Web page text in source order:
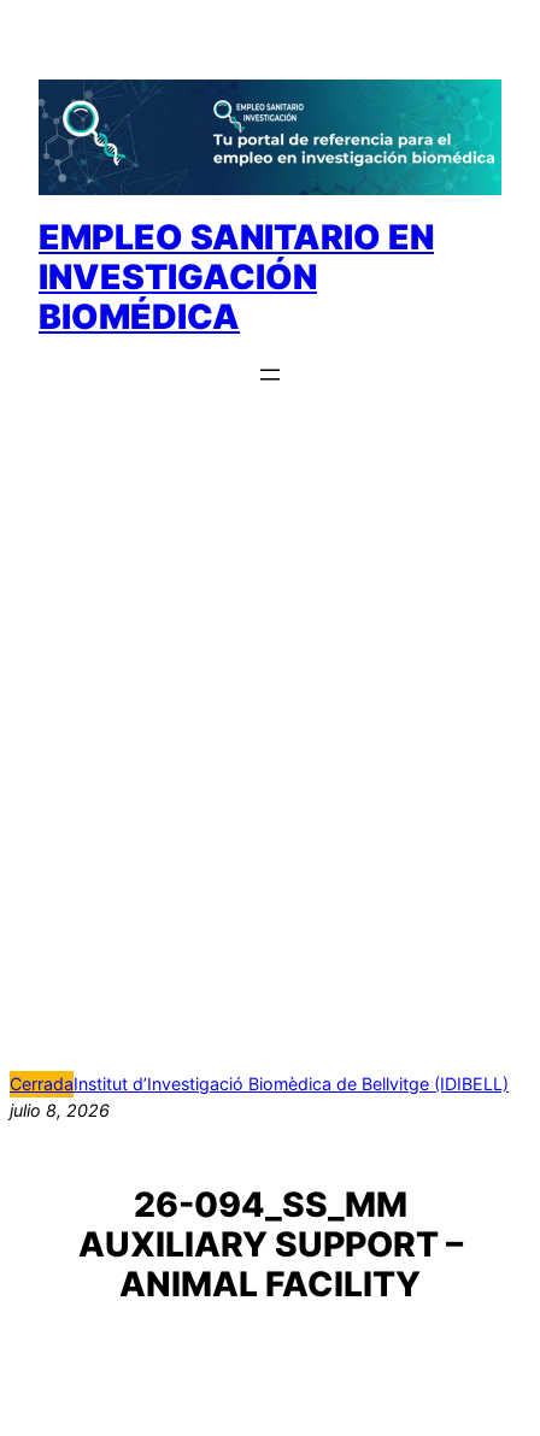
contenido
EMPLEO SANITARIO EN
INVESTIGACIÓN
BIOMÉDICA
CerradaInstitut d’Investigació Biomèdica de Bellvitge (IDIBELL)
julio 8, 2026
26-094_SS_MM
AUXILIARY SUPPORT –
ANIMAL FACILITY